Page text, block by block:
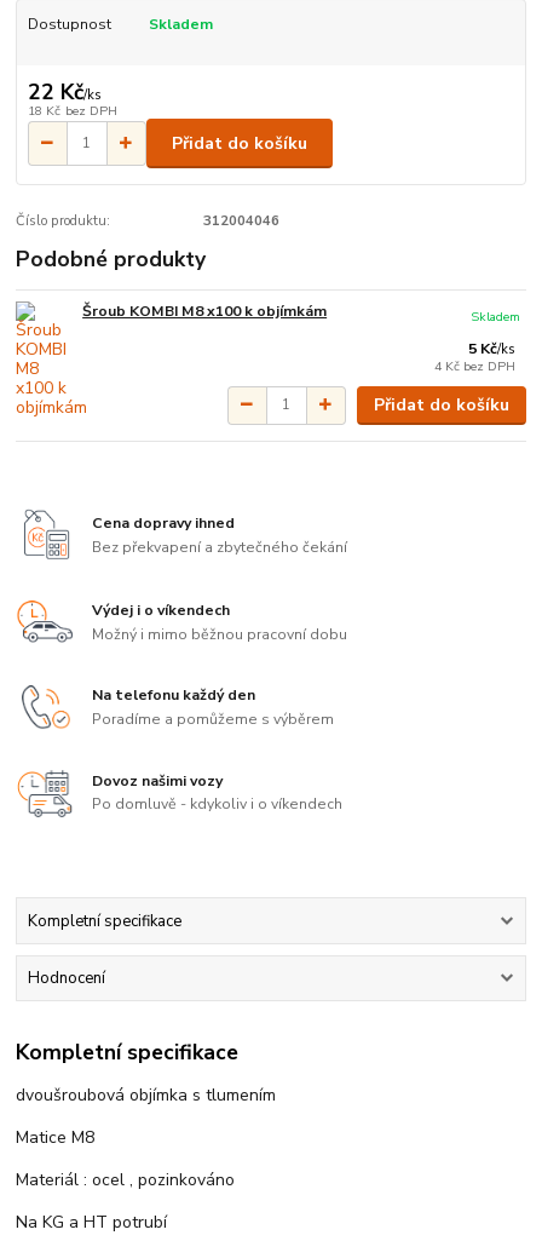
Dostupnost Skladem
22 Kč/ks
18 Kč bez DPH
Přidat do košíku
Číslo produktu: 312004046
Podobné produkty
Šroub KOMBI M8 x100 k objímkám
5 Kč/ks
4 Kč bez DPH
Skladem
Přidat do košíku
Cena dopravy ihned
Bez překvapení a zbytečného čekání
Výdej i o víkendech
Možný i mimo běžnou pracovní dobu
Na telefonu každý den
Poradíme a pomůžeme s výběrem
Dovoz našimi vozy
Po domluvě - kdykoliv i o víkendech
Kompletní specifikace
Hodnocení
Kompletní specifikace
dvoušroubová objímka s tlumením
Matice M8
Materiál : ocel , pozinkováno
Na KG a HT potrubí